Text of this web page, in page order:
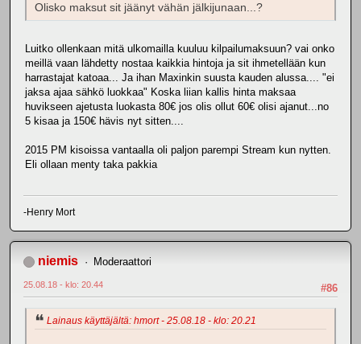
Olisko maksut sit jäänyt vähän jälkijunaan...?
Luitko ollenkaan mitä ulkomailla kuuluu kilpailumaksuun? vai onko
meillä vaan lähdetty nostaa kaikkia hintoja ja sit ihmetellään kun
harrastajat katoaa... Ja ihan Maxinkin suusta kauden alussa.... "ei
jaksa ajaa sähkö luokkaa" Koska liian kallis hinta maksaa
huvikseen ajetusta luokasta 80€ jos olis ollut 60€ olisi ajanut...no
5 kisaa ja 150€ hävis nyt sitten....
2015 PM kisoissa vantaalla oli paljon parempi Stream kun nytten.
Eli ollaan menty taka pakkia
-Henry Mort
niemis Moderaattori
#86
25.08.18 - klo: 20.44
Lainaus käyttäjältä: hmort - 25.08.18 - klo: 20.21